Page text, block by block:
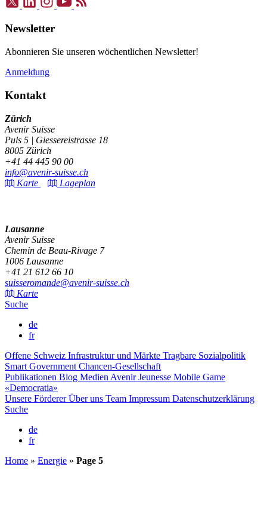
Newsletter
Abonnieren Sie unseren wöchentlichen Newsletter!
Anmeldung
Kontakt
Zürich
Avenir Suisse
Puls 5 | Giessereistrasse 18
8005 Zürich
+41 44 445 90 00
info@avenir-suisse.ch
Karte
Lageplan
Lausanne
Avenir Suisse
Chemin de Beau-Rivage 7
1006 Lausanne
+41 21 612 66 10
suisseromande@avenir-suisse.ch
Karte
Suche
de
fr
Offene Schweiz Infrastruktur und Märkte Tragbare Sozialpolitik
Smart Government Chancen-Gesellschaft
Publikationen Blog Medien Avenir Jeunesse Mobile Game
«Democratia»
Unsere FördererÜber uns Team Impressum Datenschutzerklärung
Suche
de
fr
Home » Energie » Page 5